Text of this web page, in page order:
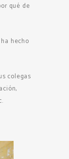
qué de
hecho
colegas